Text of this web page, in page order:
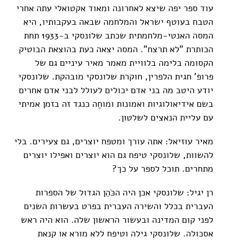
עוד ספר יפה שיצא לאחרונה ומאוד אקטואלי עתה אחרי
הטבח בעוטף ישראל והמלחמה שבאה בעקבותיו, היא
המסה האנטי-מלחמתית שכתב שלונסקי ב-1933 תחת
הכותרת "לא תרצח". המסה יצאה כעת בהוצאת הבוטיק
הקסומה בלימה בלוויית מאמר מאיר עיניים גם של
פרופ' חגית הלפרין, חוקרת שלונסקי מובהקת. שלונסקי
יודע היטב מה בני אדם יכולים לעולל לבני אדם אחרים
בשם אידיאולוגיות ואמונות ומוחֶה כנגד זה בזמן אמיתי
עם עליית הנאצים לשלטון.
מאיר עוזיאל: אתה עורך ומטפח יוצרים, גם צעירים. בלי
להשוות, שלונסקי טיפח גם הוא יוצרים ואפילו יוצרים
מתחרים. תוכל לספר על כך?
רן יגיל: שלונסקי אכן היה הכֹּהֵן הגדול של הספרות
העברית בכלל והשירה העברית בפרט בעשרות השנים
לפני קום המדינה ובעשור הראשון שלה. הוא היה ראש
אסכולה. שלונסקי גילה וטיפח ללא מורא או קנאת